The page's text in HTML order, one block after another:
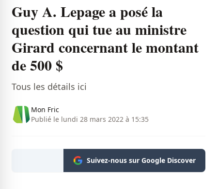
Guy A. Lepage a posé la
question qui tue au ministre
Girard concernant le montant
de 500 $
Tous les détails ici
Mon Fric
Publié le lundi 28 mars 2022 à 15:35
Suivez-nous sur Google Discover